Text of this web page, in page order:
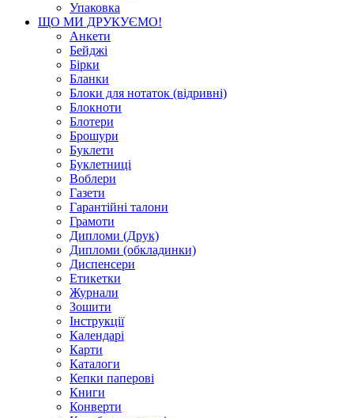
Упаковка
ЩО МИ ДРУКУЄМО!
Анкети
Бейджі
Бірки
Бланки
Блоки для нотаток (відривні)
Блокноти
Блотери
Брошури
Буклети
Буклетниці
Воблери
Газети
Гарантійні талони
Грамоти
Дипломи (Друк)
Дипломи (обкладинки)
Диспенсери
Етикетки
Журнали
Зошити
Інструкції
Календарі
Карти
Каталоги
Кепки паперові
Книги
Конверти